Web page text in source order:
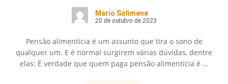
Mario Solimene
20 de outubro de 2023
Pensão alimentícia é um assunto que tira o sono de
qualquer um. E é normal surgirem várias dúvidas, dentre
elas: É verdade que quem paga pensão alimentícia é ...